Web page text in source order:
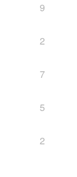
9
2
7
5
2